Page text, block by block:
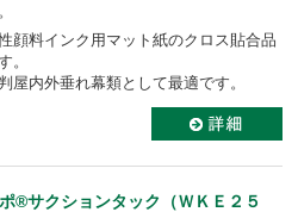
顔料インク用マット紙のクロス貼合品
。
屋内外垂れ幕類として最適です。
®サクションタック（ＷＫＥ２５